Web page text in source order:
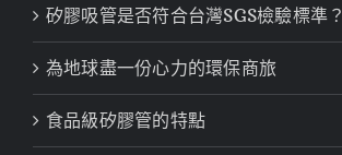
矽膠吸管是否符合台灣SGS檢驗標準？
為地球盡一份心力的環保商旅
食品級矽膠管的特點